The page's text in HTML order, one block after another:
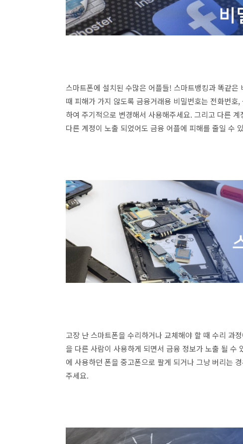
스마트폰에 설치된 수많은 어플들! 스마트뱅킹과 똑같
때 피해가 가지 않도록 금융거래용 비밀번호는 전화번
하여 주기적으로 변경해서 사용해주세요. 그리고 다른
다른 계정이 노출 되었어도 금융 어플에 피해를 줄일 수
고장 난 스마트폰을 수리하거나 교체해야 할 때 수리 과
을 다른 사람이 사용하게 되면서 금융 정보가 노출 될 수
에 사용하던 폰을 중고폰으로 팔게 되거나 그냥 버리는
주세요.